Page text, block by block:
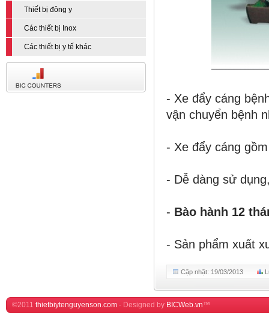
Thiết bị đông y
Các thiết bị Inox
Các thiết bị y tế khác
- Xe đẩycáng
vận chuyển bệnh
- Xe đẩy cáng
- Dễ dàng sử
- Bào hành 12
- Sản phẩm xuất
Cập nhật: 19/03/2013
©2011 thietbiytenguyenson.com - Designed by BICWeb.vn™